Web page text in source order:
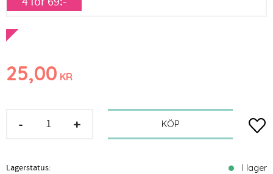
25,00 KR
+
- KÖP
Lagerstatus I lager